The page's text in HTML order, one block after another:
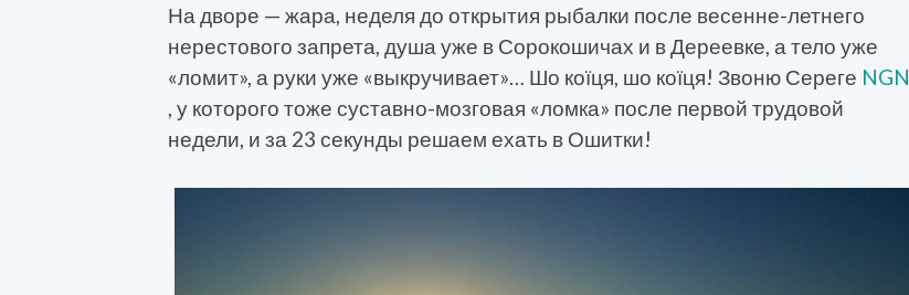
На дворе — жара, неделя до открытия рыбалки после весенне-летнего
нерестового запрета, душа уже в Сорокошичах и в Дереевке, а тело уже
«ломит», а руки уже «выкручивает»… Шо коїця, шо коїця! Звоню Сереге NGN
, у которого тоже суставно-мозговая «ломка» после первой трудовой
недели, и за 23 секунды решаем ехать в Ошитки!